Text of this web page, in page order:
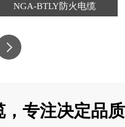
NGA-BTLY防火电缆
专注决定品质